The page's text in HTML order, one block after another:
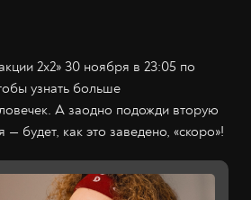
2х2» 30 ноября в 23:05 по
узнать больше
А заодно подожди вторую
— будет, как это заведено, «скоро»!